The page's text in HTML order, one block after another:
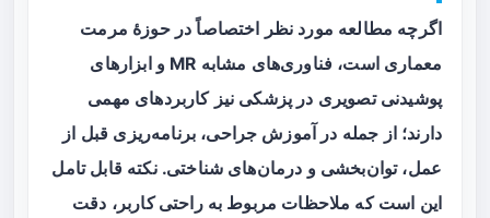
اگرچه مطالعه مورد نظر اختصاصاً در حوزهٔ مرمت
معماری است، فناوری‌های مشابه MR و ابزارهای
پوشیدنی تصویری در پزشکی نیز کاربردهای مهمی
دارند؛ از جمله در آموزش جراحی، برنامه‌ریزی قبل از
عمل، توان‌بخشی و درمان‌های شناختی. نکته قابل تامل
این است که ملاحظات مربوط بهراحتی کاربر، دقت